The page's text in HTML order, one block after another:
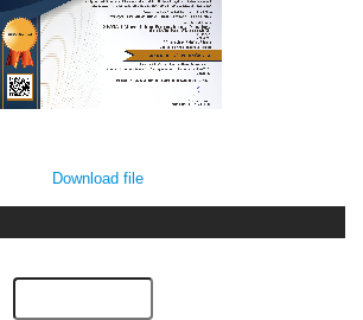
Download file